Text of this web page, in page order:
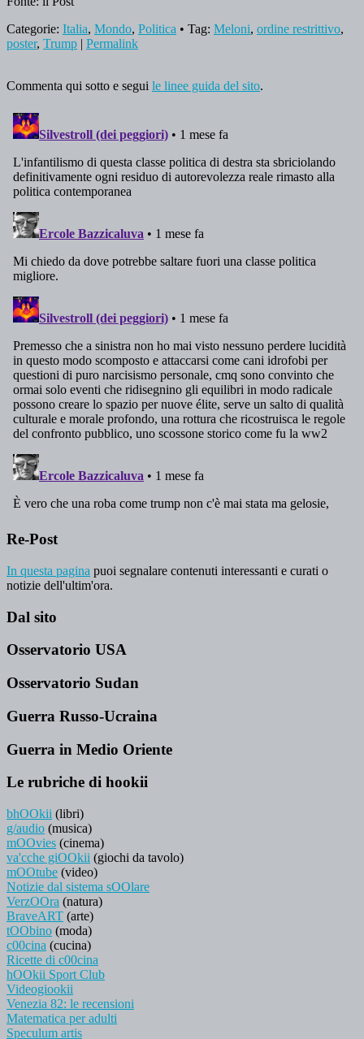
Categorie: Italia, Mondo, Politica • Tag: Meloni, ordine restrittivo,
poster, Trump | Permalink
Commenta qui sotto e segui le linee guida del sito.
Re-Post
In questa pagina puoi segnalare contenuti interessanti e curati o
notizie dell'ultim'ora.
Dal sito
Osservatorio USA
Osservatorio Sudan
Guerra Russo-Ucraina
Guerra in Medio Oriente
Le rubriche di hookii
bhOOkii (libri)
g/audio (musica)
mOOvies (cinema)
va'cche giOOkii (giochi da tavolo)
mOOtube (video)
Notizie dal sistema sOOlare
VerzOOra (natura)
BraveART (arte)
tOObino (moda)
c00cina (cucina)
Ricette di c00cina
hOOkii Sport Club
Videogiookii
Venezia 82: le recensioni
Matematica per adulti
Speculum artis